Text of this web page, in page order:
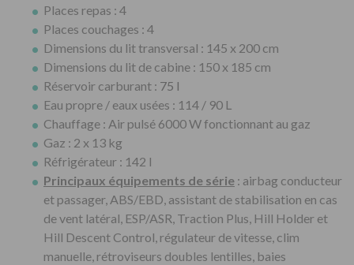
Places repas : 4
Places couchages : 4
Dimensions du lit transversal : 145 x 200 cm
Dimensions du lit de cabine : 150 x 185 cm
Réservoir carburant : 75 l
Eau propre / eaux usées : 114 / 90 L
Chauffage : Air pulsé 6000 W fonctionnant au gaz
Gaz : 2 x 13 kg
Réfrigérateur : 142 l
Principaux équipements de série : airbag conducteur
et passager, ABS/EBD, assistant de stabilisation en cas
de vent latéral, ESP/ASR, Traction Plus, Hill Holder et
Hill Descent Control, régulateur de vitesse, clim
manuelle, rétroviseurs doubles lentilles, baies